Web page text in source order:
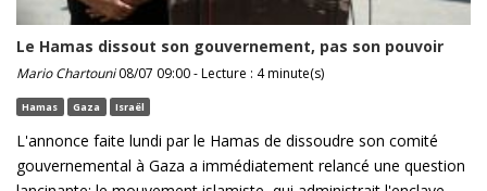
Le Hamas dissout son gouvernement, pas son pouvoir
Mario Chartouni08/07 09:00 - Lecture : 4 minute(s)
Hamas Gaza Israël
L'annonce faite lundi par le Hamas de dissoudre son comité
gouvernemental à Gaza a immédiatement relancé une question